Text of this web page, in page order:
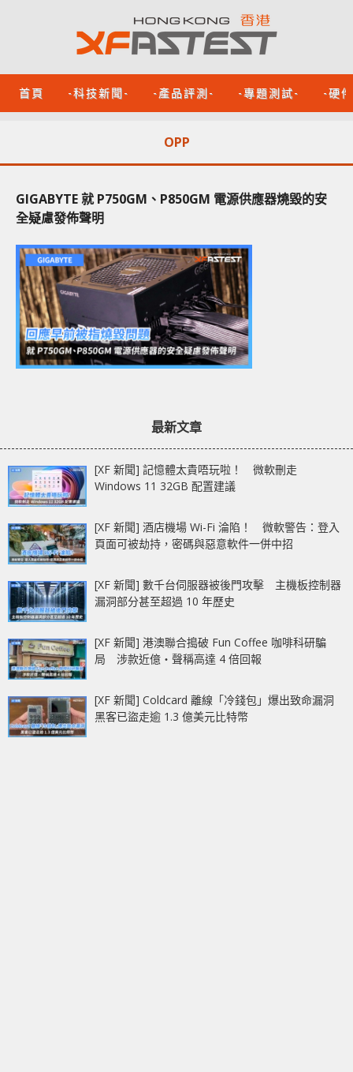
首頁 -科技新聞- -產品評測- -專題測試- -硬
OPP
GIGABYTE 就 P750GM、P850GM 電源供應器燒毀的安
全疑慮發佈聲明
最新文章
[XF 新聞] 記憶體太貴唔玩啦！ 微軟刪走
Windows 11 32GB 配置建議
[XF 新聞] 酒店機場 Wi-Fi 淪陷！ 微軟警告：登入
頁面可被劫持，密碼與惡意軟件一併中招
[XF 新聞] 數千台伺服器被後門攻擊 主機板控制器
漏洞部分甚至超過 10 年歷史
[XF 新聞] 港澳聯合搗破 Fun Coffee 咖啡科研騙
局 涉款近億‧聲稱高達 4 倍回報
[XF 新聞] Coldcard 離線「冷錢包」爆出致命漏洞
黑客已盜走逾 1.3 億美元比特幣